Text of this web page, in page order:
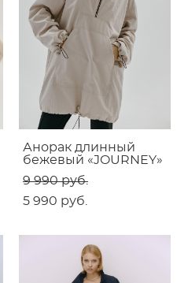
Анорак длинный
бежевый «JOURNEY»
9 990 pуб.
5 990 pуб.